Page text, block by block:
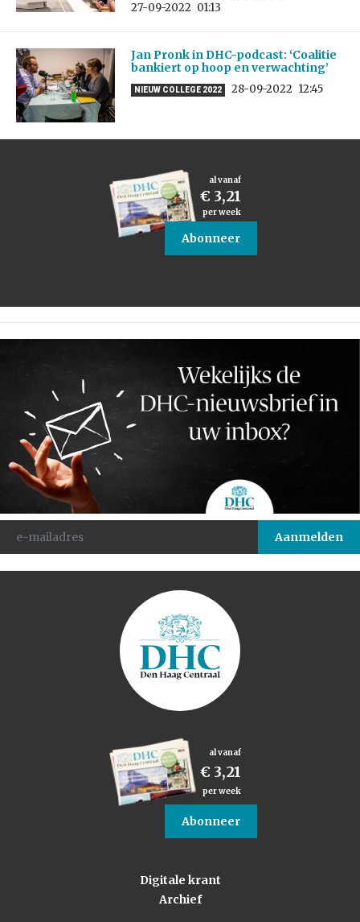
27-09-2022 01:13
Jan Pronk in DHC-podcast: ‘Coalitie
bankiert op hoop en verwachting’
NIEUW COLLEGE 2022 28-09-2022 12:45
al vanaf
€ 3,21
per week
Abonneer
al vanaf
€ 3,21
per week
Abonneer
Digitale krant
Archief